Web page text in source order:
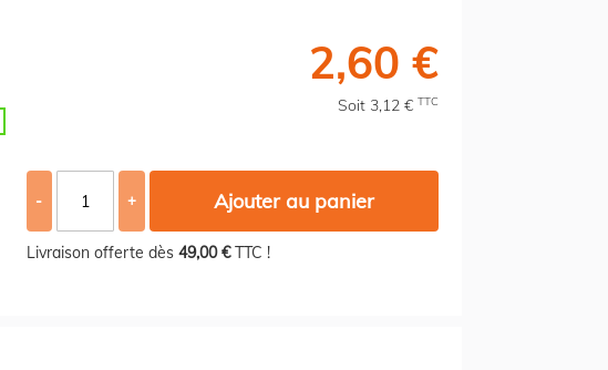
2,60 €
Soit 3,12 € TTC
- + Ajouter au panier
Livraison offerte dès 49,00 €TTC !